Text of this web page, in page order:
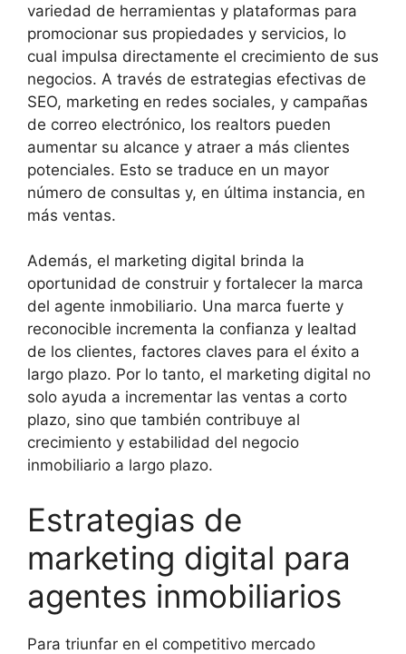
variedad de herramientas y plataformas para
promocionar sus propiedades y servicios, lo
cual impulsa directamente el crecimiento de sus
negocios. A través de estrategias efectivas de
SEO, marketing en redes sociales, y campañas
de correo electrónico, los realtors pueden
aumentar su alcance y atraer a más clientes
potenciales. Esto se traduce en un mayor
número de consultas y, en última instancia, en
más ventas.
Además, el marketing digital brinda la
oportunidad de construir y fortalecer la marca
del agente inmobiliario. Una marca fuerte y
reconocible incrementa la confianza y lealtad
de los clientes, factores claves para el éxito a
largo plazo. Por lo tanto, el marketing digital no
solo ayuda a incrementar las ventas a corto
plazo, sino que también contribuye al
crecimiento y estabilidad del negocio
inmobiliario a largo plazo.
Estrategias de
marketing digital para
agentes inmobiliarios
Para triunfar en el competitivo mercado